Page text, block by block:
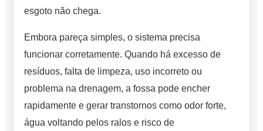
esgoto não chega.
Embora pareça simples, o sistema precisa
funcionar corretamente. Quando há excesso de
resíduos, falta de limpeza, uso incorreto ou
problema na drenagem, a fossa pode encher
rapidamente e gerar transtornos como odor forte,
água voltando pelos ralos e risco de